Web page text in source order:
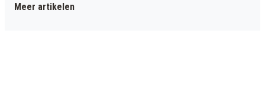
Meer artikelen